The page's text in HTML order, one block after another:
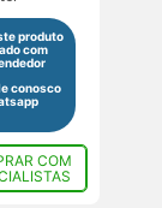
Saída
produto
com
conosco
COM